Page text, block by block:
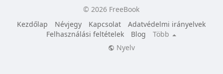
© 2026 FreeBook
Kezdőlap
Névjegy Kapcsolat
Adatvédelmi irányelvek
Felhasználási feltételek
Blog
Több
Nyelv